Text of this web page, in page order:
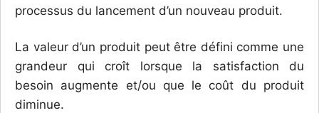
processus du lancement d’un nouveau produit.
La valeur d’un produit peut être défini comme une
grandeur qui croît lorsque la satisfaction du
besoin augmente et/ou que le coût du produit
diminue.